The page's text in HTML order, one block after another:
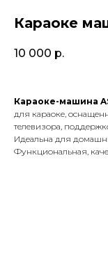
Караоке
10 000 р.
Караоке-машина
для караоке,
телевизора,
Идеальна для
Функциональная,